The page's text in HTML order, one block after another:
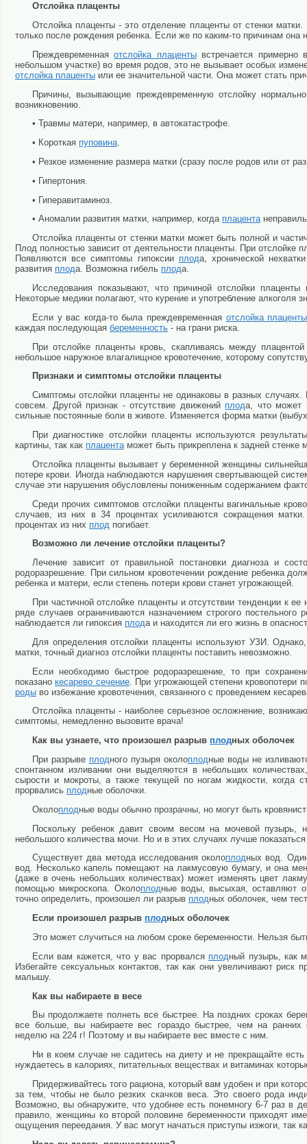
Отслойка плаценты
Отслойка плаценты - это отделение плаценты от стенки
только после рождения ребенка. Если же по каким-то причинам
Преждевременнаяотслойка плацентывстречается
небольшом участке) во время родов, это не вызывает особых
отслойка плаценты или ее значительной части. Она может стать
Причины, вызывающие преждевременную отслойку
возникновению.
• Травмы матери, например, в автокатастрофе.
• Короткая пуповина.
• Резкое изменение размера матки (сразу после родов или от
• Гипертония.
• Гиперавитаминоз.
• Аномалии развития матки, например, когда плацента
Отслойка плаценты от стенки матки может быть полной и
Плод полностью зависит от деятельности плаценты. При отслойке
Появляются все симптомы гипоксии плода, хронической
развития плода. Возможна гибель плода.
Исследования показывают, что причиной отслойки
Некоторые медики полагают, что курение и употребление
Если у вас когда-то была преждевременная отслойка плаценты
каждая последующая беременность - на грани риска.
При отслойке плаценты кровь, скапливаясь между
небольшое наружное влагалищное кровотечение, которому
Признаки и симптомы отслойки плаценты
Симптомы отслойки плаценты не одинаковы в разных
совсем. Другой признак - отсутствие движений плода, что может
сильные постоянные боли в животе. Изменяется форма матки
При диагностике отслойки плаценты используются
картины, так как плацентаможет быть прикреплена к задней стенке
Отслойка плаценты вызывает у беременной женщины
потере крови. Иногда наблюдаются нарушения свертывающей
случае эти нарушения обусловлены пониженным содержанием
Среди прочих симптомов отслойки плаценты вагинальные
случаев, из них в 34 процентах усиливаются сокращения
процентах из них плод погибает.
Возможно ли лечение отслойки плаценты?
Лечение зависит от правильной постановки диагноза и
родоразрешение. При сильном кровотечении рождение ребенка
ребенка и матери, если степень потери крови станет угрожающей.
При частичной отслойке плаценты и отсутствии тенденции к
ряде случаев ограничиваются назначением строгого
наблюдается ли гипоксия плода и находится ли его жизнь в
Для определения отслойки плаценты используют УЗИ.
матки, точный диагноз отслойки плаценты поставить невозможно.
Если необходимо быстрое родоразрешение, то при
показанокесарево сечение. При угрожающей степени кровопотери
роды во избежание кровотечения, связанного с проведением
Отслойка плаценты - наиболее серьезное осложнение,
симптомы, немедленно вызовите врача!
Как вы узнаете, что произошел разрыв плодных оболочек
При разрыве плодного пузыря околоплодные воды не
спонтанном изливании они выделяются в небольших
сырости и мокроты, а также текущей по ногам жидкости, когда
прорвались плодные оболочки.
Околоплодные воды обычно прозрачны, но могут быть
Поскольку ребенок давит своим весом на мочевой пузырь,
небольшого количества мочи. Но и в этих случаях лучше
Существует два метода исследования околоплодных вод.
вод. Несколько капель помещают на лакмусовую бумагу, и она
(даже в очень небольших количествах) может изменять цвет
помощью микроскопа. Околоплодные воды, высыхая, оставляют
точно определить, произошел ли разрыв плодных оболочек, чем
Если произошел разрыв плодных оболочек
Это может случиться на любом сроке беременности. Нельзя
Если вам кажется, что у вас прорвался плодный пузырь, как
Избегайте сексуальных контактов, так как они увеличивают риск
малышу.
Как вы набираете в весе
Вы продолжаете полнеть все быстрее. На поздних сроках
все больше, вы набираете вес гораздо быстрее, чем на
неделю на 224 г! Поэтому и вы набираете вес вместе с ним.
Ни в коем случае не садитесь на диету и не прекращайте
нуждаетесь в калориях, питательных веществах и витаминах
Придерживайтесь того рациона, который вам удобен и при
за тем, чтобы не было резких скачков веса. Это своего рода
Возможно, вы обнаружите, что удобнее есть понемногу 6-7 раз в
правило, женщины ко второй половине беременности приходят
ощущения переедания. У вас могут начаться приступы изжоги, так